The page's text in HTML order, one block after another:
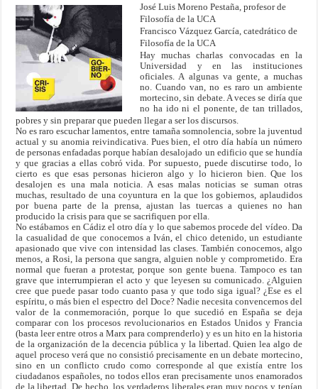
José Luis Moreno Pestaña, profesor de
Filosofía de la UCA
Francisco Vázquez García, catedrático de
Filosofía de la UCA
Hay muchas charlas convocadas en la
Universidad y en las instituciones
oficiales. A algunas va gente, a muchas
no. Cuando van, no es raro un ambiente
mortecino, sin debate. A veces se diría que
no ha ido ni el ponente, de tan trillados,
pobres y sin preparar que pueden llegar a ser los discursos.
No es raro escuchar lamentos, entre tamaña somnolencia, sobre la juventud
actual y su anomia reivindicativa. Pues bien, el otro día había un número
de personas enfadadas porque habían desalojado un edificio que se hundía
y que gracias a ellas cobró vida. Por supuesto, puede discutirse todo, lo
cierto es que esas personas hicieron algo y lo hicieron bien. Que los
desalojen es una mala noticia. A esas malas noticias se suman otras
muchas, resultado de una coyuntura en la que los gobiernos, aplaudidos
por buena parte de la prensa, ajustan las tuercas a quienes no han
producido la crisis para que se sacrifiquen por ella.
No estábamos en Cádiz el otro día y lo que sabemos procede del vídeo. Da
la casualidad de que conocemos a Iván, el chico detenido, un estudiante
apasionado que vive con intensidad las clases. También conocemos, algo
menos, a Rosi, la persona que sangra, alguien noble y comprometido. Era
normal que fueran a protestar, porque son gente buena. Tampoco es tan
grave que interrumpieran el acto y que leyesen su comunicado. ¿Alguien
cree que puede pasar todo cuanto pasa y que todo siga igual? ¿Ese es el
espíritu, o más bien el espectro del Doce? Nadie necesita convencernos del
valor de la conmemoración, porque lo que sucedió en España se deja
comparar con los procesos revolucionarios en Estados Unidos y Francia
(basta leer entre otros a Marx para comprenderlo) y es un hito en la historia
de la organización de la decencia pública y la libertad. Quien lea algo de
aquel proceso verá que no consistió precisamente en un debate mortecino,
sino en un conflicto crudo como corresponde al que existía entre los
ciudadanos españoles, no todos ellos eran precisamente unos enamorados
de la libertad. De hecho, los verdaderos liberales eran muy pocos y tenían